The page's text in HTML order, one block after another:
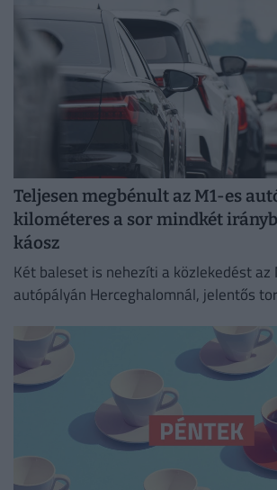
Teljesen megbénult az M1-es
kilométeres a sor mindkét
káosz
Két baleset is nehezíti a közlekedést az
autópályán Herceghalomnál, jelentős